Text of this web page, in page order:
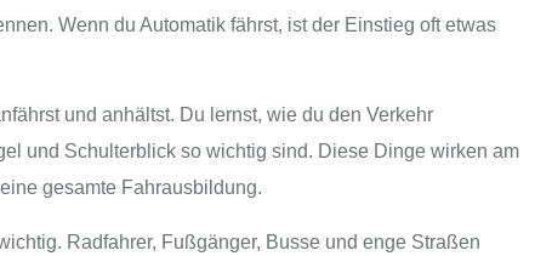
Wenn du Automatik fährst, ist der Einstieg oft etwas
und anhältst. Du lernst, wie du den Verkehr
und Schulterblick so wichtig sind. Diese Dinge wirken am
gesamte Fahrausbildung.
Radfahrer, Fußgänger, Busse und enge Straßen